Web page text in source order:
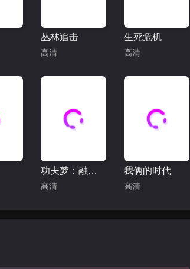
丛林追击
高清
生死危机
高清
功夫梦：融合之道
高清
我俩的时代
高清